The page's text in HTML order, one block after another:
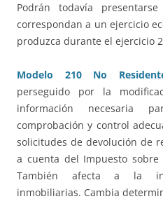
Podrán todavía
correspondan a un ejercicio
produzca durante el ejercicio
Modelo 210 No
perseguido por la
información necesaria
comprobación y control
solicitudes de devolución de
a cuenta del Impuesto
También afecta a la
inmobiliarias. Cambia